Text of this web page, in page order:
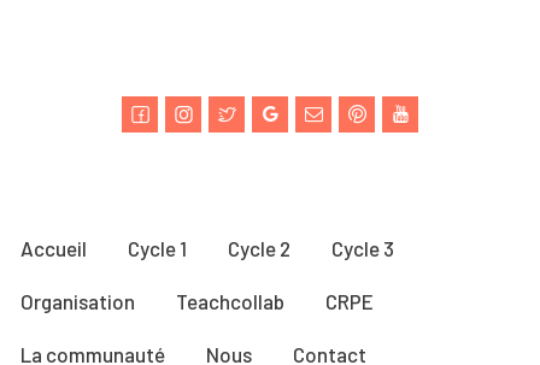
Accueil Cycle 1 Cycle 2 Cycle 3
Organisation Teachcollab CRPE
La communauté Nous Contact